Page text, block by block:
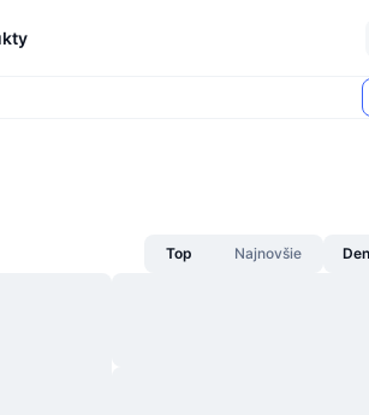
Top Najnovšie